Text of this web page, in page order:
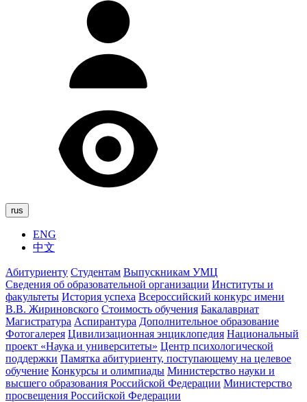
rus
ENG
中文
Абитуриенту Студентам Выпускникам УМЦ
Сведения об образовательной организации Институты и
факультеты История успеха Всероссийский конкурс имени
В.В. Жириновского Стоимость обучения Бакалавриат
Магистратура Аспирантура Дополнительное образование
Фотогалерея Цивилизационная энциклопедия Национальный
проект «Наука и университеты» Центр психологической
поддержки Памятка абитуриенту, поступающему на целевое
обучение Конкурсы и олимпиады Министерство науки и
высшего образования Российской Федерации Министерство
просвещения Российской Федерации